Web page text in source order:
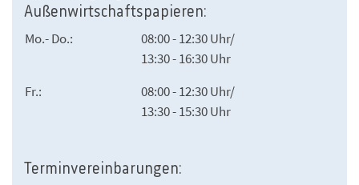
Außenwirtschaftspapieren:
Mo.- Do.:
08:00 - 12:30 Uhr/
13:30 - 16:30 Uhr
Fr.:
08:00 - 12:30 Uhr/
13:30 - 15:30 Uhr
Terminvereinbarungen: